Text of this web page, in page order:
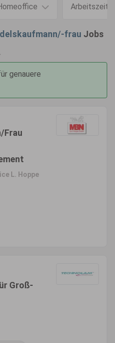
Arbeitszeit
frau Jobs
genauere
Frau
L. Hoppe
Groß-